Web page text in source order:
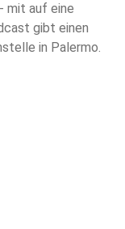
mit auf eine
gibt einen
in Palermo.